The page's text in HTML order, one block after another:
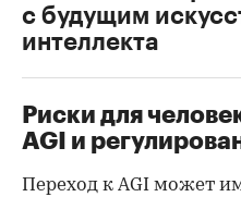
с будущим
интеллекта
Риски для
AGI и
Переход к AGI может